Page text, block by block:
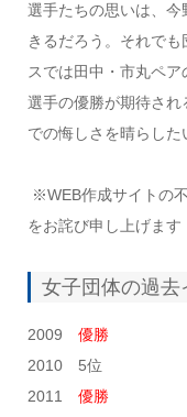
選手たちの思いは、
きるだろう。それで
スでは田中・市丸ペ
選手の優勝が期待さ
での悔しさを晴らした
※WEB作成サイトの
をお詫び申し上げます
女子団体の過去
2009 優勝
2010 5位
2011 優勝